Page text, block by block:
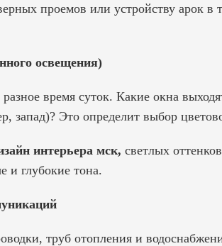
проемов или устройству арок в
освещения)
время суток. Какие окна
запад)? Это определит выбор
интерьера мск, светлых
и глубокие тона.
труб отопления и